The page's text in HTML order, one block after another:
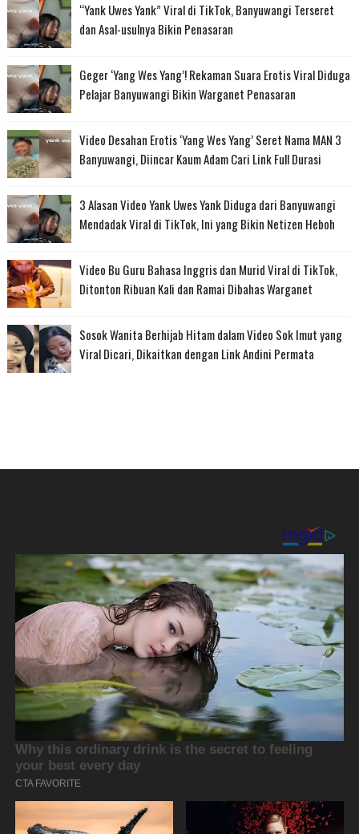
“Yank Uwes Yank” Viral di TikTok, Banyuwangi Terseret
dan Asal-usulnya Bikin Penasaran
Geger ‘Yang Wes Yang’! Rekaman Suara Erotis Viral Diduga
Pelajar Banyuwangi Bikin Warganet Penasaran
Video Desahan Erotis ‘Yang Wes Yang’ Seret Nama MAN 3
Banyuwangi, Diincar Kaum Adam Cari Link Full Durasi
3 Alasan Video Yank Uwes Yank Diduga dari Banyuwangi
Mendadak Viral di TikTok, Ini yang Bikin Netizen Heboh
Video Bu Guru Bahasa Inggris dan Murid Viral di TikTok,
Ditonton Ribuan Kali dan Ramai Dibahas Warganet
Sosok Wanita Berhijab Hitam dalam Video Sok Imut yang
Viral Dicari, Dikaitkan dengan Link Andini Permata